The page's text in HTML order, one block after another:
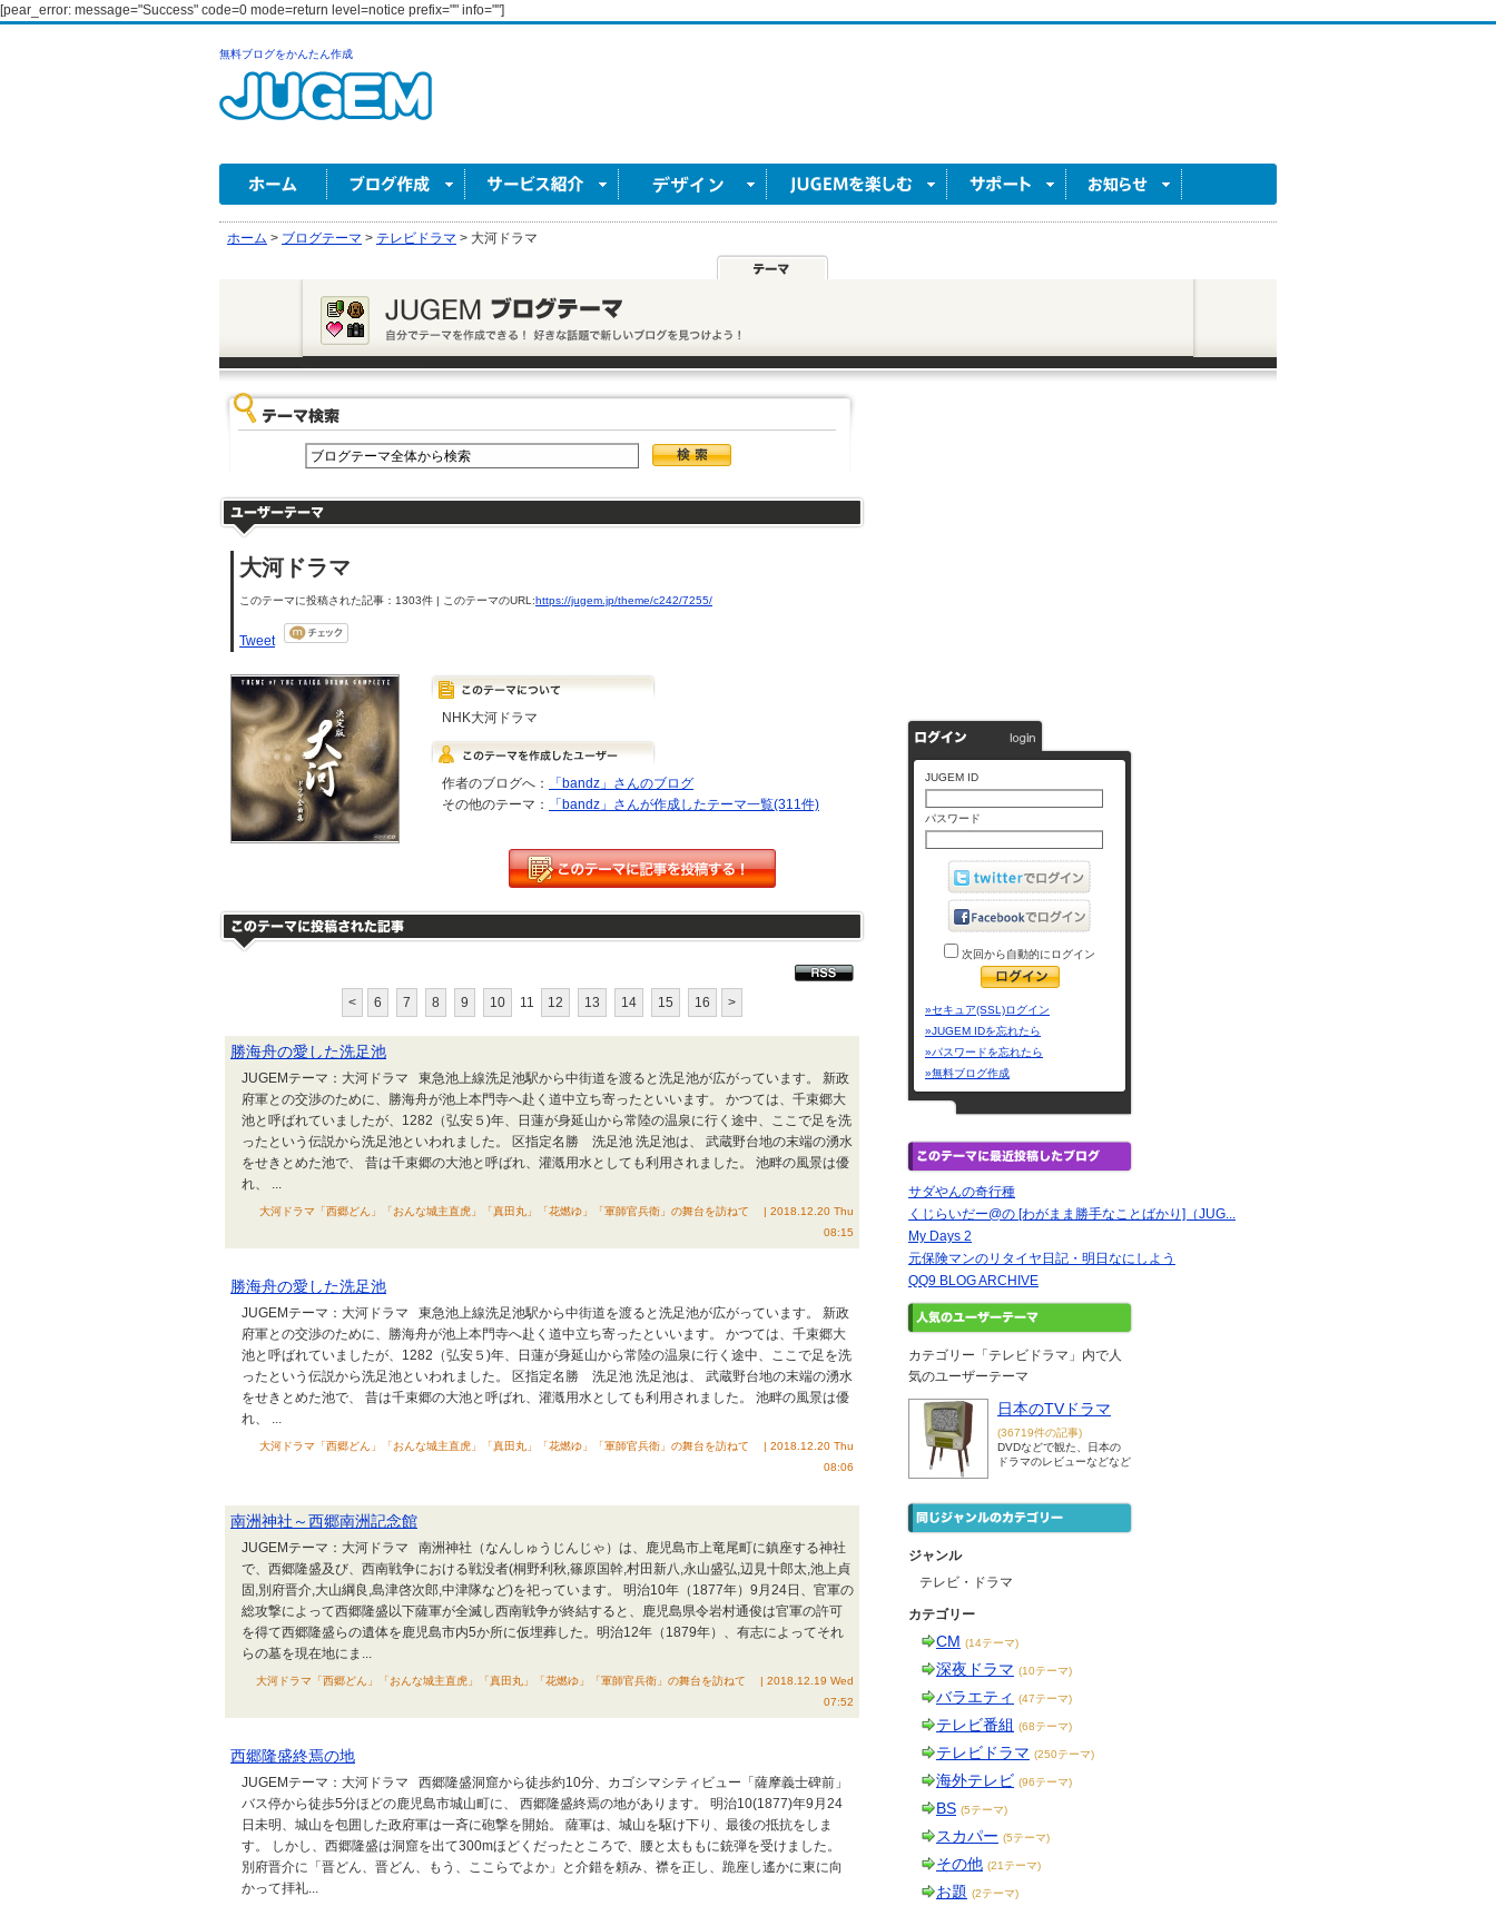
[pear_error: message="Success" code=0 mode=return level=notice prefix="" info=""]
無料ブログをかんたん作成
ホーム > ブログテーマ > テレビドラマ > 大河ドラマ
大河ドラマ
このテーマに投稿された記事：1303件 | このテーマのURL:https://jugem.jp/theme/c242/7255/
Tweet
NHK大河ドラマ
作者のブログへ：
「bandz」さんのブログ
その他のテーマ：
「bandz」さんが作成したテーマ一覧(311件)
< 6 7 8 9 10 11 12 13 14 15 16 >
勝海舟の愛した洗足池
JUGEMテーマ：大河ドラマ 東急池上線洗足池駅から中街道を渡ると洗足池が広がっています。 新政
府軍との交渉のために、勝海舟が池上本門寺へ赴く道中立ち寄ったといいます。 かつては、千束郷大
池と呼ばれていましたが、1282（弘安５)年、日蓮が身延山から常陸の温泉に行く途中、ここで足を洗
ったという伝説から洗足池といわれました。 区指定名勝 洗足池 洗足池は、 武蔵野台地の末端の湧水
をせきとめた池で、 昔は千束郷の大池と呼ばれ、灌漑用水としても利用されました。 池畔の風景は優
れ、 ...
大河ドラマ「西郷どん」「おんな城主直虎」「真田丸」「花燃ゆ」「軍師官兵衛」の舞台を訪ねて | 2018.12.20 Thu
08:15
勝海舟の愛した洗足池
JUGEMテーマ：大河ドラマ 東急池上線洗足池駅から中街道を渡ると洗足池が広がっています。 新政
府軍との交渉のために、勝海舟が池上本門寺へ赴く道中立ち寄ったといいます。 かつては、千束郷大
池と呼ばれていましたが、1282（弘安５)年、日蓮が身延山から常陸の温泉に行く途中、ここで足を洗
ったという伝説から洗足池といわれました。 区指定名勝 洗足池 洗足池は、 武蔵野台地の末端の湧水
をせきとめた池で、 昔は千束郷の大池と呼ばれ、灌漑用水としても利用されました。 池畔の風景は優
れ、 ...
大河ドラマ「西郷どん」「おんな城主直虎」「真田丸」「花燃ゆ」「軍師官兵衛」の舞台を訪ねて | 2018.12.20 Thu
08:06
南洲神社～西郷南洲記念館
JUGEMテーマ：大河ドラマ 南洲神社（なんしゅうじんじゃ）は、鹿児島市上竜尾町に鎮座する神社
で、西郷隆盛及び、西南戦争における戦没者(桐野利秋,篠原国幹,村田新八,永山盛弘,辺見十郎太,池上貞
固,別府晋介,大山綱良,島津啓次郎,中津隊など)を祀っています。 明治10年（1877年）9月24日、官軍の
総攻撃によって西郷隆盛以下薩軍が全滅し西南戦争が終結すると、鹿児島県令岩村通俊は官軍の許可
を得て西郷隆盛らの遺体を鹿児島市内5か所に仮埋葬した。明治12年（1879年）、有志によってそれ
らの墓を現在地にま...
大河ドラマ「西郷どん」「おんな城主直虎」「真田丸」「花燃ゆ」「軍師官兵衛」の舞台を訪ねて | 2018.12.19 Wed
07:52
西郷隆盛終焉の地
JUGEMテーマ：大河ドラマ 西郷隆盛洞窟から徒歩約10分、カゴシマシティビュー「薩摩義士碑前」
バス停から徒歩5分ほどの鹿児島市城山町に、 西郷隆盛終焉の地があります。 明治10(1877)年9月24
日未明、城山を包囲した政府軍は一斉に砲撃を開始。 薩軍は、城山を駆け下り、最後の抵抗をしま
す。 しかし、西郷隆盛は洞窟を出て300mほどくだったところで、腰と太ももに銃弾を受けました。
別府晋介に「晋どん、晋どん、もう、ここらでよか」と介錯を頼み、襟を正し、跪座し遙かに東に向
かって拝礼...
JUGEM ID
パスワード
次回から自動的にログイン
»セキュア(SSL)ログイン
»JUGEM IDを忘れたら
»パスワードを忘れたら
»無料ブログ作成
サダやんの奇行種
くじらいだー@の [わがまま勝手なことばかり]（JUG...
My Days 2
元保険マンのリタイヤ日記・明日なにしよう
QQ9 BLOG ARCHIVE
カテゴリー「テレビドラマ」内で人
気のユーザーテーマ
日本のTVドラマ
(36719件の記事)
DVDなどで観た、日本の
ドラマのレビューなどなど
ジャンル
テレビ・ドラマ
カテゴリー
CM (14テーマ)
深夜ドラマ (10テーマ)
バラエティ (47テーマ)
テレビ番組 (68テーマ)
テレビドラマ (250テーマ)
海外テレビ (96テーマ)
BS (5テーマ)
スカパー (5テーマ)
その他 (21テーマ)
お題 (2テーマ)